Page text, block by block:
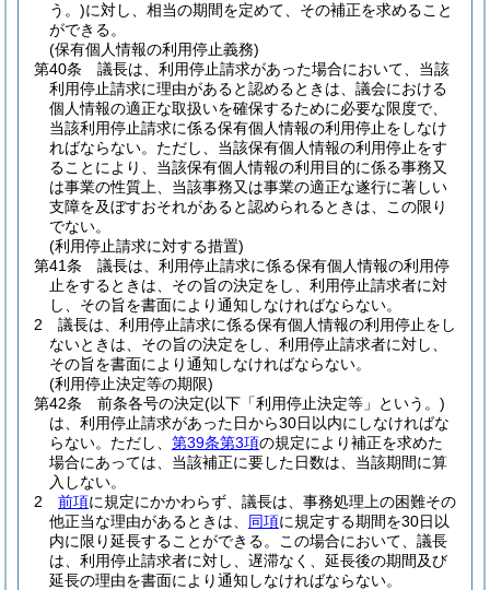
う。)に対し、相当の期間を定めて、その補正を求めること
ができる。
(保有個人情報の利用停止義務)
第40条
議長は、利用停止請求があった場合において、当該
利用停止請求に理由があると認めるときは、議会における
個人情報の適正な取扱いを確保するために必要な限度で、
当該利用停止請求に係る保有個人情報の利用停止をしなけ
ればならない。 ただし、当該保有個人情報の利用停止をす
ることにより、当該保有個人情報の利用目的に係る事務又
は事業の性質上、当該事務又は事業の適正な遂行に著しい
支障を及ぼすおそれがあると認められるときは、この限り
でない。
(利用停止請求に対する措置)
第41条
議長は、利用停止請求に係る保有個人情報の利用停
止をするときは、その旨の決定をし、利用停止請求者に対
し、その旨を書面により通知しなければならない。
2
議長は、利用停止請求に係る保有個人情報の利用停止をし
ないときは、その旨の決定をし、利用停止請求者に対し、
その旨を書面により通知しなければならない。
(利用停止決定等の期限)
第42条
前条各号の決定(以下「利用停止決定等」という。)
は、利用停止請求があった日から30日以内にしなければな
らない。 ただし、 第39条第3項の規定により補正を求めた
場合にあっては、当該補正に要した日数は、当該期間に算
入しない。
2
前項に規定にかかわらず、議長は、事務処理上の困難その
他正当な理由があるときは、 同項に規定する期間を30日以
内に限り延長することができる。
この場合において、議長
は、利用停止請求者に対し、遅滞なく、延長後の期間及び
延長の理由を書面により通知しなければならない。